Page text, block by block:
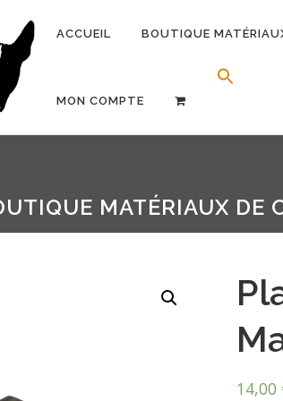
ACCUEIL BOUTIQUE
MON COMPTE
MATÉRIAUX DE
14,00